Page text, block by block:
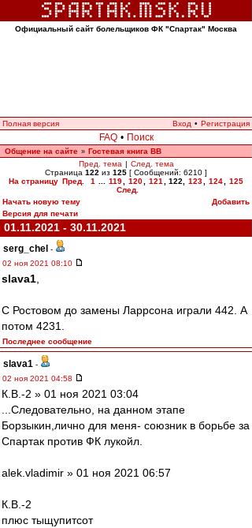
Официальный сайт болельщиков ФК "Спартак" Москва
Полная версия Вход • Регистрация
FAQ • Поиск
Общение на сайте » Гостевая книга ВВ
Пред. тема | След. тема
Страница 122 из 125 [ Сообщений: 6210 ]
На страницу Пред. 1 119 120 121 122 123 124
125
След.
Начать новую тему
Добавить
Версия для печати
01.11.2021 - 30.11.2021
serg_chel -
02 ноя 2021 08:10
slava1
С Ростовом до замены Ларрсона играли 442. А
потом 4231.
Последнее сообщение
slava1 -
02 ноя 2021 04:58
К.В.-2 » 01 ноя 2021 03:04
...Следовательно, на данном этапе
Борзыкин,лично для меня- союзник в борьбе за
Спартак против ФК лукойл.
alek.vladimir » 01 ноя 2021 06:57
К.В.-2
плюс тыщупитсот